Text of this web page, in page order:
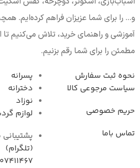
و... را برای شما عزیزان فراهم کرده‌ایم.
آموزشی و راهنمای خرید، تلاش می‌کنیم تا
مطمئن را برای شما رقم بزنیم.
نحوه ثبت سفارش
سیاست مرجوعی کال
حریم خصوصی
تماس باما
پسرانه
دخترانه
نوزاد
لوازم
(تلگرام)